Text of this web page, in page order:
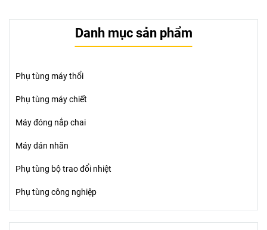
Danh mục sản phẩm
Phụ tùng máy thổi
Phụ tùng máy chiết
Máy đóng nắp chai
Máy dán nhãn
Phụ tùng bộ trao đổi nhiệt
Phụ tùng công nghiệp